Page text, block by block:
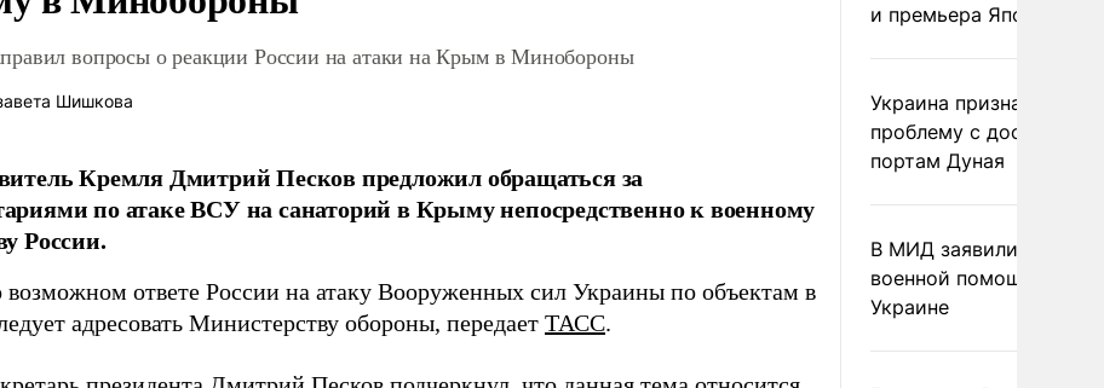
вопросы о реакции России на атаки на Крым в Минобороны
Шишкова
Кремля Дмитрий Песков предложил обращаться за
по атаке ВСУ на санаторий в Крыму непосредственно к военному
России.
возможном ответе России на атаку Вооруженных сил Украины по объектам в
адресовать Министерству обороны, передает ТАСС.
и премьера Японии
Украина признала
проблему с доступом к
портам Дуная
В МИД заявили о
военной помощи
Украине